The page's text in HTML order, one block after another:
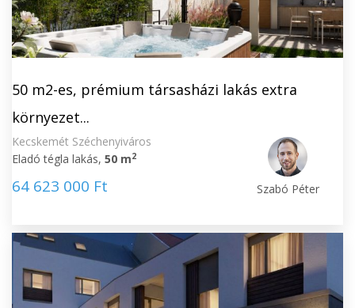
50 m2-es, prémium társasházi lakás extra
környezet...
Kecskemét Széchenyiváros
Eladó tégla lakás, 50 m2
64 623 000 Ft Szabó Péter